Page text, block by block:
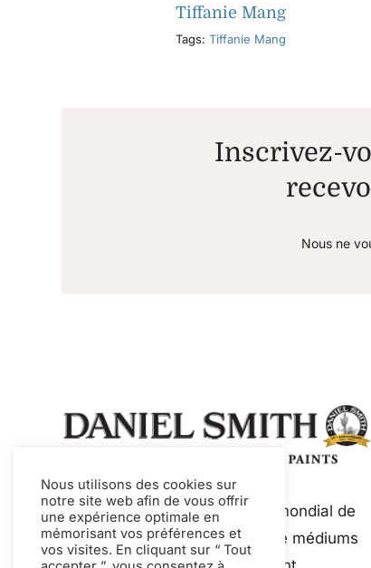
Tiffanie Mang
Tags:Tiffanie Mang
Inscrivez-
Nous ne
Daniel Smith est un fabricant mondial de
premier plan de peintures et de médiums
Nous utilisons des cookies sur
notre site web afin de vous offrir
une expérience optimale en
mémorisant vos préférences et
vos visites. En cliquant sur “ Tout